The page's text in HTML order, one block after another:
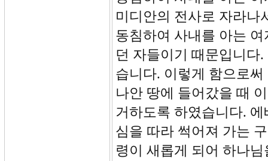
미디안의 전사로 자라나
동침하여 사내를 아는
던 자들이기 때문입니다
습니다. 이렇게 함으로
나안 땅에 들어갔을 때
거하도록 하였습니다.
심을 따라 썩어져 가는
령이 새롭게 되어 하나